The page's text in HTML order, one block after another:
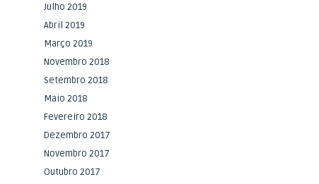
Julho 2019
Abril 2019
Março 2019
Novembro 2018
Setembro 2018
Maio 2018
Fevereiro 2018
Dezembro 2017
Novembro 2017
Outubro 2017